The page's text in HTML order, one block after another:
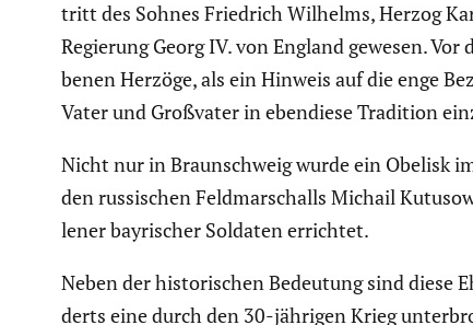
tritt des Sohnes Friedrich Wilhelms, Herzog
Regierung Georg IV. von England gewesen.
benen Herzöge, als ein Hinweis auf die enge
Vater und Großvater in ebendiese Tradition
Nicht nur in Braun­schweig wurde ein Obelisk
den russi­schen Feldmar­schalls Michail
lener bayri­scher Soldaten errichtet.
Neben der histo­ri­schen Bedeutung sind diese
derts eine durch den 30-jährigen Krieg